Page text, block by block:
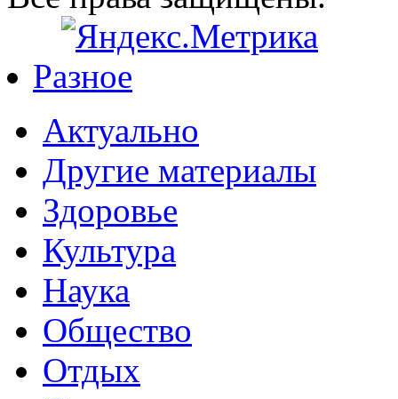
Разное
Актуально
Другие материалы
Здоровье
Культура
Наука
Общество
Отдых